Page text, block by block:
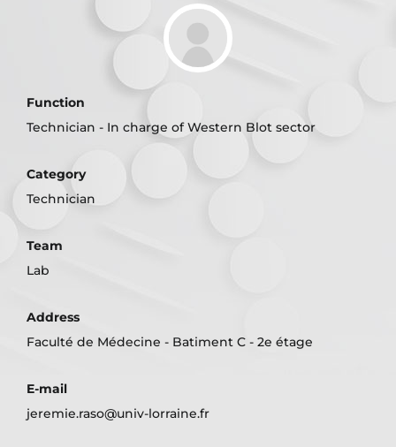
Function
Technician - In charge of Western Blot sector
Category
Technician
Team
Lab
Address
Faculté de Médecine - Batiment C - 2e étage
E-mail
jeremie.raso@univ-lorraine.fr